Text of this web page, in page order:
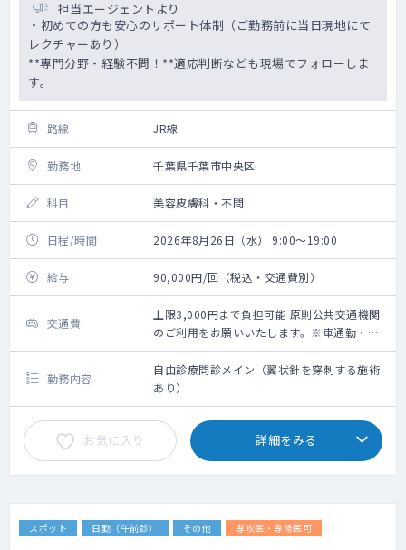
担当エージェントより
・初めての方も安心のサポート体制（ご勤務前に当日現地にて
レクチャーあり）
**専門分野・経験不問！**適応判断なども現場でフォローしま
す。
路線 JR線
勤務地 千葉県千葉市中央区
科目 美容皮膚科・不問
日程/時間 2026年8月26日（水） 9:00～19:00
給与 90,000円/回（税込・交通費別）
交通費
上限3,000円まで負担可能 原則公共交通機関
のご利用をお願いいたします。※車通勤・タ
クシー利用要相談
勤務内容
自由診療問診メイン（翼状針を穿刺する施術
あり）
お気に入り 詳細をみる
スポット 日勤（午前診） その他 専攻医・専修医可